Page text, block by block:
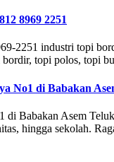
8969 2251
2251 industri topi
topi polos, topi
di Babakan
Babakan Asem
hingga sekolah.